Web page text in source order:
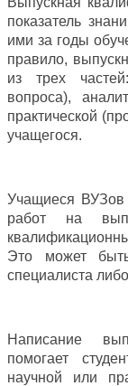
показатель
ими за годы
правило,
из трех
вопроса),
практической
учащегося.
Учащиеся ВУЗов
работ на
Это может
специалиста
Написание
помогает
научной или